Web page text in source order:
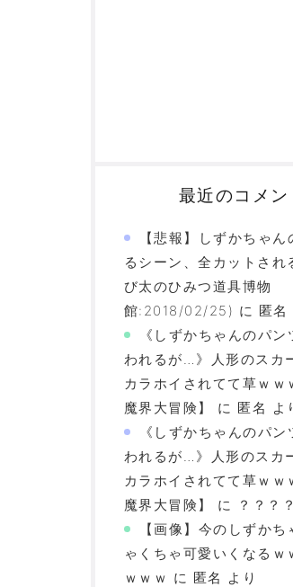
最近のコメン
【悲報】しずかちゃ
るシーン、全カットされ
び太のひみつ道具博物
館:2018/02/25) に 匿名
《しずかちゃんのパン
われるが…》人形のスカ
カラホイされてて草ｗｗ
魔界大冒険】
に 匿名 よ
《しずかちゃんのパン
われるが…》人形のスカ
カラホイされてて草ｗｗ
魔界大冒険】
に ？？？
【画像】今のしずかち
ゃくちゃ可愛いくなるｗ
ｗｗｗ に 匿名 より